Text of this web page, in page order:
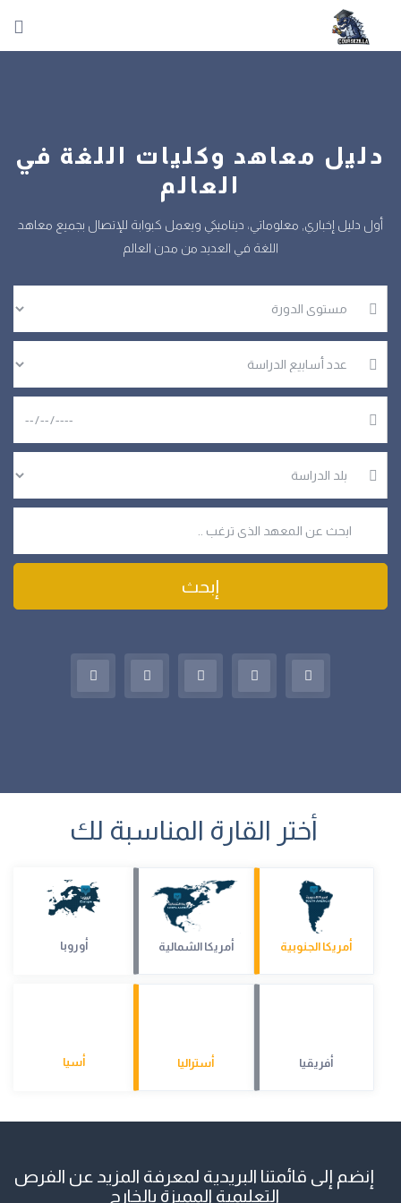
دليل معاهد وكليات اللغة في
العالم
أول دليل إخباري, معلوماتي، ديناميكي ويعمل كبوابة للإتصال بجميع معاهد
اللغة في العديد من مدن العالم
أختر القارة المناسبة لك
أوروبا أمريكا الشمالية أمريكا الجنوبية
أسيا أستراليا أفريقيا
إنضم إلى قائمتنا البريدية لمعرفة المزيد عن الفرص
التعليمية المميزة بالخارج